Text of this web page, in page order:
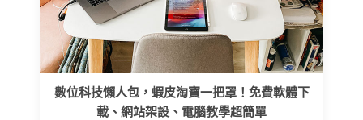
數位科技懶人包，蝦皮淘寶一把罩！免費軟體下
載、網站架設、電腦教學超簡單